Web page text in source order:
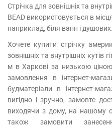
Стрічка для зовнішніх та
BEAD використовується в
наприклад, біля ванн і душових.
Хочете купити стрічку
зовнішніх та внутрішніх кутів
м в Харкові за низькою
замовлення в інтернет-
будматеріали в інтернет-
вигідно і зручно, замовте
виходячи з дому, на нашому
також замовити